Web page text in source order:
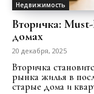
Недвижимость
Вторичка:
домах
20 декабря, 2025
Вторичка
рынка жилья в
старые дома и